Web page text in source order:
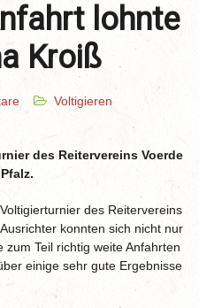
lohnte
Kroiß
Voltigieren
des Reitervereins Voerde
des Reitervereins
konnten sich nicht nur
Teil richtig weite Anfahrten
einige sehr gute Ergebnisse